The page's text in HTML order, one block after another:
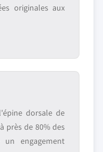
originales aux
dorsale de
près de 80% des
engagement